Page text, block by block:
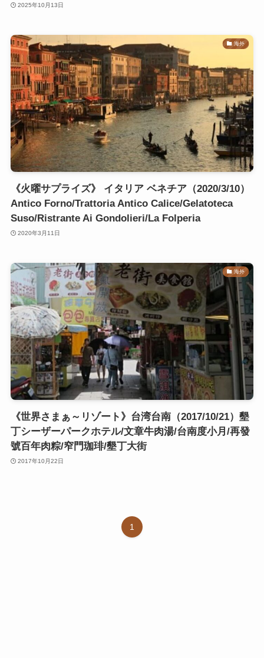
2025年10月13日
海外
《火曜サプライズ》 イタリア ベネチア（2020/3/10）
Antico Forno/Trattoria Antico Calice/Gelatoteca
Suso/Ristrante Ai Gondolieri/La Folperia
2020年3月11日
海外
《世界さまぁ～リゾート》台湾台南（2017/10/21）墾
丁シーザーパークホテル/文章牛肉湯/台南度小月/再發
號百年肉粽/窄門珈琲/墾丁大街
2017年10月22日
1